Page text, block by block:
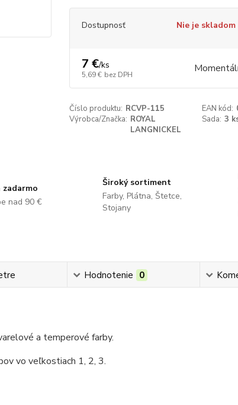
Dostupnosť Nie je skladom
7 €/ks
5,69 € bez DPH
Číslo produktu: RCVP-115 EAN kód:
Výrobca/Značka: ROYAL
LANGNICKEL
Sada: 3
zadarmo
nad 90 €
Široký sortiment
Farby, Plátna, Štetce,
Stojany
Hodnotenie 0
a temperové farby.
vo veľkostiach 1, 2, 3.